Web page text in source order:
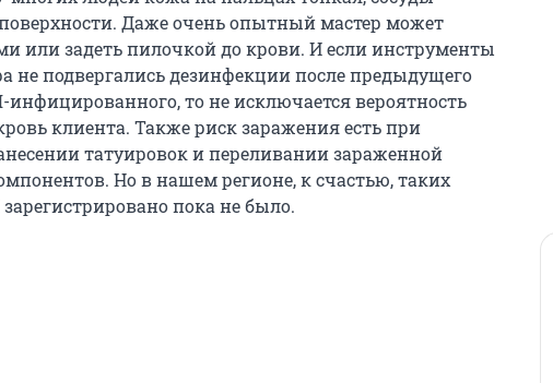
Даже очень опытный мастер может
или задеть пилочкой до крови. И если инструменты
не подвергались дезинфекции после предыдущего
то не исключается вероятность
клиента. Также риск заражения есть при
татуировок и переливании зараженной
Но в нашем регионе, к счастью, таких
пока не было.